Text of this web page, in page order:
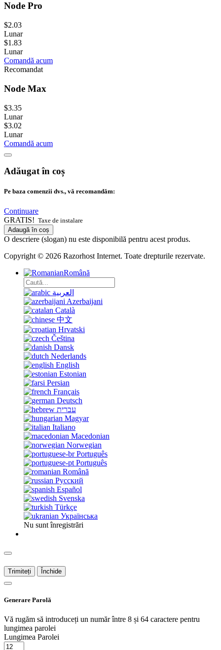
Node Pro
$2.03
Lunar
$1.83
Lunar
Comandă acum
Recomandat
Node Max
$3.35
Lunar
$3.02
Lunar
Comandă acum
Adăugat în coș
Pe baza comenzii dvs., vă recomandăm:
Continuare
GRATIS! Taxe de instalare
Adaugă în coș
O descriere (slogan) nu este disponibilă pentru acest produs.
Copyright © 2026 Razorhost Internet. Toate drepturile rezervate.
Română
العربية
Azerbaijani
Català
中文
Hrvatski
Čeština
Dansk
Nederlands
English
Estonian
Persian
Français
Deutsch
עברית
Magyar
Italiano
Macedonian
Norwegian
Português
Português
Română
Русский
Español
Svenska
Türkçe
Українська
Nu sunt înregistrări
Trimiteți Închide
Generare Parolă
Vă rugăm să introduceți un număr între 8 și 64 caractere pentru
lungimea parolei
Lungimea Parolei